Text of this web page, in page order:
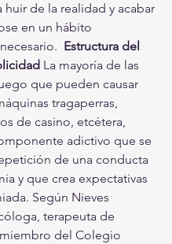
huir de la realidad y acabar
en un hábito
Estructura del
La mayoría de las
que pueden causar
tragaperras,
de casino, etcétera,
adictivo que se
de una conducta
y que crea expectativas
Según Nieves
terapeuta de
del Colegio